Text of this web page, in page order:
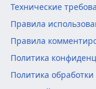
Технические
Правила
Правила
Политика
Политика